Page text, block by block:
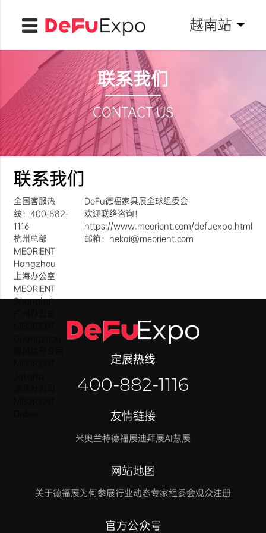
越南站
联系我们
CONTACT US
联系我们
全国客服热
线：400-882-
1116
杭州总部
MEORIENT
Hangzhou
上海办公室
MEORIENT
Shanghai
DeFu德福家具展全球组委会
欢迎联络咨询！
https://www.meorient.com/defuexpo.html
邮箱：hekai@meorient.com
定展热线
400-882-1116
友情链接
米奥兰特德福展迪拜展AI慧展
网站地图
关于德福展为何参展行业动态专家组委会观众注册
官方公众号